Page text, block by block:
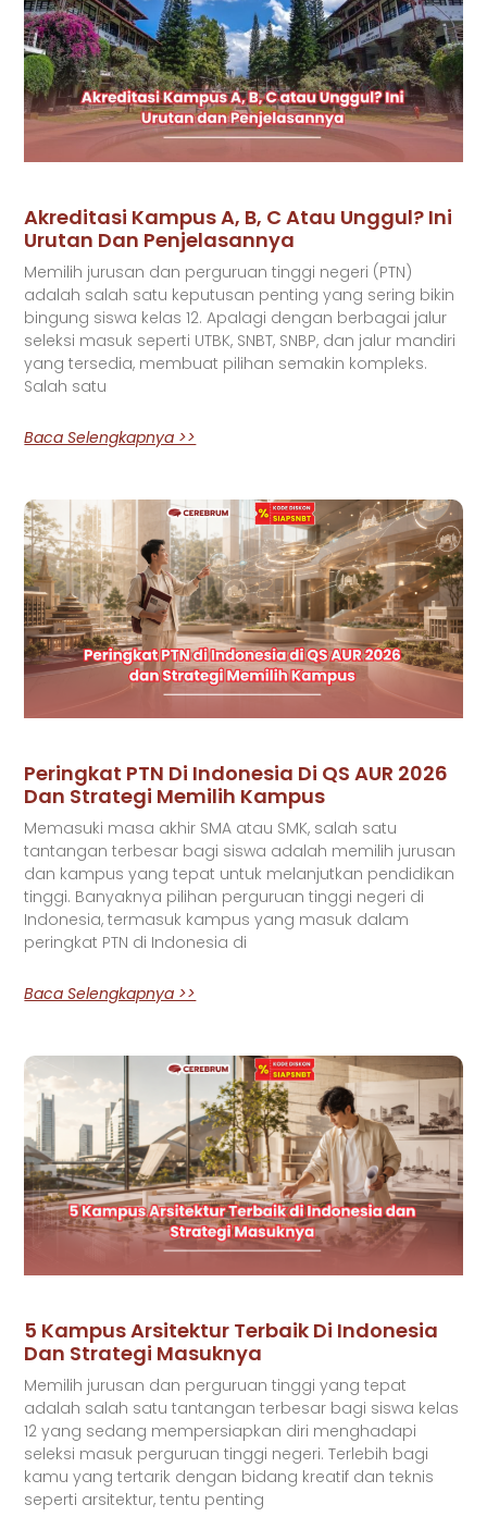
Akreditasi Kampus A, B, C Atau Unggul? Ini
Urutan Dan Penjelasannya
Memilih jurusan dan perguruan tinggi negeri (PTN)
adalah salah satu keputusan penting yang sering bikin
bingung siswa kelas 12. Apalagi dengan berbagai jalur
seleksi masuk seperti UTBK, SNBT, SNBP, dan jalur mandiri
yang tersedia, membuat pilihan semakin kompleks.
Salah satu
Baca Selengkapnya >>
Peringkat PTN Di Indonesia Di QS AUR 2026
Dan Strategi Memilih Kampus
Memasuki masa akhir SMA atau SMK, salah satu
tantangan terbesar bagi siswa adalah memilih jurusan
dan kampus yang tepat untuk melanjutkan pendidikan
tinggi. Banyaknya pilihan perguruan tinggi negeri di
Indonesia, termasuk kampus yang masuk dalam
peringkat PTN di Indonesia di
Baca Selengkapnya >>
5 Kampus Arsitektur Terbaik Di Indonesia
Dan Strategi Masuknya
Memilih jurusan dan perguruan tinggi yang tepat
adalah salah satu tantangan terbesar bagi siswa kelas
12 yang sedang mempersiapkan diri menghadapi
seleksi masuk perguruan tinggi negeri. Terlebih bagi
kamu yang tertarik dengan bidang kreatif dan teknis
seperti arsitektur, tentu penting